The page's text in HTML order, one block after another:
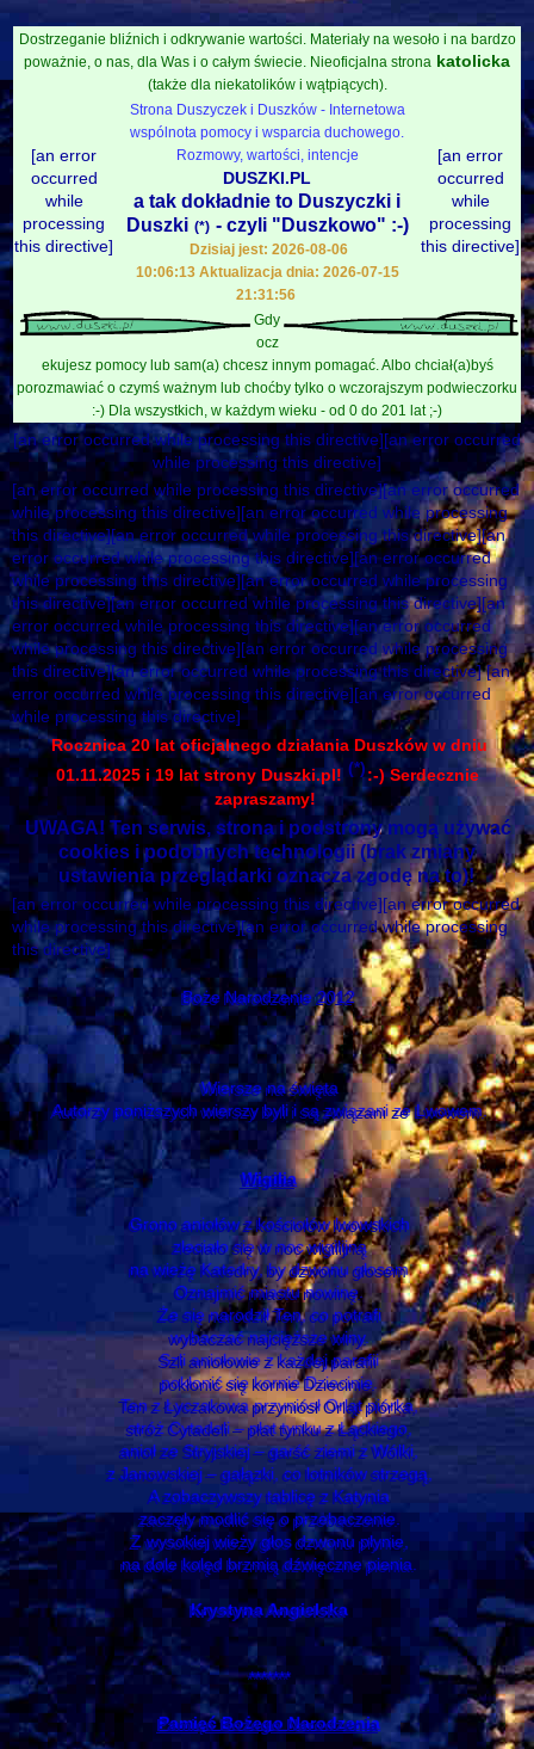
Dostrzeganie bliźnich i odkrywanie wartości. Materiały na wesoło i na bardzo
poważnie, o nas, dla Was i o całym świecie. Nieoficjalna strona katolicka
(także dla niekatolików i wątpiących).
[an error
occurred
while
processing
this directive]
Strona Duszyczek i Duszków - Internetowa
wspólnota pomocy i wsparcia duchowego.
Rozmowy, wartości, intencje
DUSZKI.PL
a tak dokładnie to Duszyczki i
Duszki (*) - czyli "Duszkowo" :-)
Dzisiaj jest: 2026-08-06
10:06:13 Aktualizacja dnia: 2026-07-15
21:31:56
[an error
occurred
while
processing
this directive]
Gdy
ocz
ekujesz pomocy lub sam(a) chcesz innym pomagać. Albo chciał(a)byś
porozmawiać o czymś ważnym lub choćby tylko o wczorajszym podwieczorku
:-) Dla wszystkich, w każdym wieku - od 0 do 201 lat ;-)
[an error occurred while processing this directive][an error occurred
while processing this directive]
[an error occurred while processing this directive][an error occurred
while processing this directive][an error occurred while processing
this directive][an error occurred while processing this directive][an
error occurred while processing this directive][an error occurred
while processing this directive][an error occurred while processing
this directive][an error occurred while processing this directive][an
error occurred while processing this directive][an error occurred
while processing this directive][an error occurred while processing
this directive][an error occurred while processing this directive] [an
error occurred while processing this directive][an error occurred
while processing this directive]
Rocznica 20 lat oficjalnego działania Duszków w dniu
01.11.2025 i 19 lat strony Duszki.pl! (*):-) Serdecznie
zapraszamy!
UWAGA! Ten serwis, strona i podstrony mogą używać
cookies i podobnych technologii (brak zmiany
ustawienia przeglądarki oznacza zgodę na to)!
[an error occurred while processing this directive][an error occurred
while processing this directive][an error occurred while processing
this directive]
Boże Narodzenie 2012
Wiersze na święta
Autorzy poniższych wierszy byli i są związani ze Lwowem.
Wigilia
Grono aniołów z kościołów lwowskich
zleciało się w noc wigilijną
na wieżę Katedry, by dzwonu głosem
Oznajmić miastu nowinę.
Że się narodził Ten, co potrafi
wybaczać najcięższe winy.
Szli aniołowie z każdej parafii
pokłonić się kornie Dziecinie.
Ten z Łyczakowa przyniósł Orląt piórka,
stróż Cytadeli – płat tynku z Łąckiego,
anioł ze Stryjskiej – garść ziemi z Wólki,
z Janowskiej – gałązki, co lotników strzegą,
A zobaczywszy tablicę z Katynia
zaczęły modlić się o przebaczenie.
Z wysokiej wieży głos dzwonu płynie,
na dole kolęd brzmią dźwięczne pienia.
Krystyna Angielska
*******
Pamięć Bożego Narodzenia